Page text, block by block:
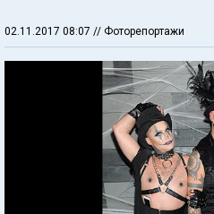
02.11.2017 08:07 // Фоторепортажи